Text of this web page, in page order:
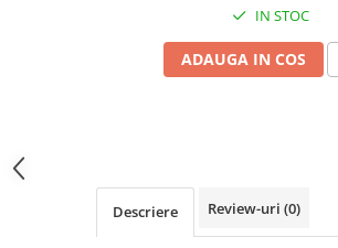
IN STOC
ADAUGA IN COS
Descriere Review-uri (0)